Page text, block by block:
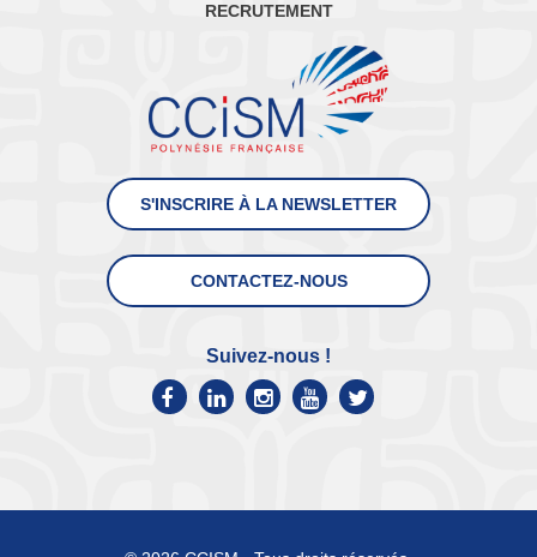
RECRUTEMENT
S'INSCRIRE À LA NEWSLETTER
CONTACTEZ-NOUS
Suivez-nous !